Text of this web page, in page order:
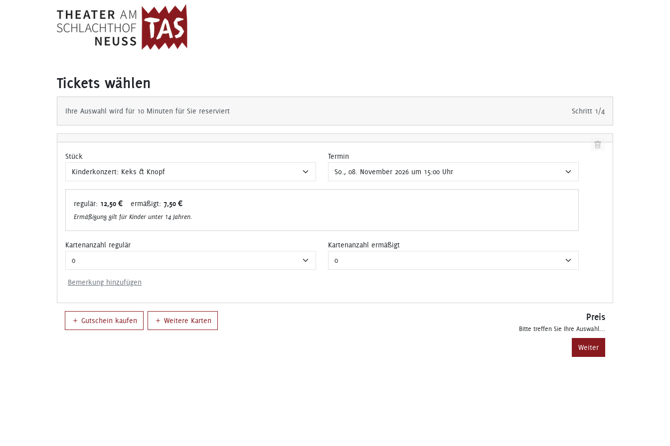
Tickets wählen
Ihre Auswahl wird für 10 Minuten für Sie reserviert Schritt 1/4
Stück Termin
regulär: 12,50 € ermäßigt: 7,50 €
Ermäßigung gilt für Kinder unter 14 Jahren.
Kartenanzahl regulär Kartenanzahl ermäßigt
Bemerkung hinzufügen
Gutschein kaufen Weitere Karten Preis
Bitte treffen Sie Ihre Auswahl...
Weiter